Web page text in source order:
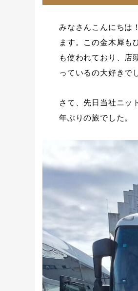
みなさんこんにちは
ます。この金木犀も
も使われており、店
っているの大好きで
さて、先日当社ニッ
年ぶりの旅でした。